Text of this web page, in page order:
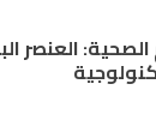
الصحية: